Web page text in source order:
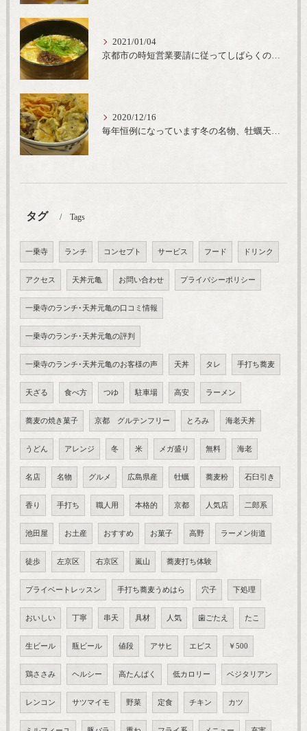
2021/01/04
京都市の時短営業要請に従ってしばらくの間20時までの営業とさせていただいております。寒い時期には温かいお蕎麦がおすすめ
2020/12/16
タグ Tags
一乗寺 ランチ コンセプト サービス フード ドリンク
アクセス 天丼元亀 お問い合わせ プライバシーポリシー
一乗寺のランチ･天丼元亀の口コミ情報
一乗寺のランチ･天丼元亀の評判
一乗寺のランチ･天丼元亀のお客様の声 天丼 タレ 手打ち蕎麦
天ざる 食べ方 つゆ 駐車場 高安 ラーメン
蕎麦の焼き菓子 京都 グルテンフリー とろみ 海老天丼
うどん アレンジ 冬 米 メガ盛り 無料 海老
名店 名物 グルメ 広島県産 牡蠣 蕎麦粉 石臼引き
香り 手打ち 職人用 本格的 京都 人気店 二郎系
池田屋 お土産 おすすめ お菓子 高野 ラーメン街道
徒歩 左京区 右京区 嵐山 蕎麦打ち体験
プライベートレッスン 手打ち蕎麦うめはら 穴子 下処理
おいしい 丁寧 串天 具材 人気 歯ごたえ たこ
生ビール 瓶ビール 値段 アサヒ エビス ￥500
鶏ささみ ヘルシー 高たんぱく 低カロリー ベジタリアン
レンコン サツマイモ 野菜 定食 チキン カツ